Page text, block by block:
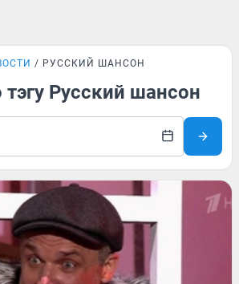
РУССКИЙ ШАНСОН
Русский шансон